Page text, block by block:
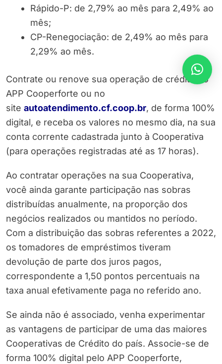
Rápido-P: de 2,79% ao mês para 2,49% ao
mês;
CP-Renegociação: de 2,49% ao mês para
2,29% ao mês.
Contrate ou renove sua operação de crédito no
APP Cooperforte ou no
site autoatendimento.cf.coop.br, de forma 100%
digital, e receba os valores no mesmo dia, na sua
conta corrente cadastrada junto à Cooperativa
(para operações registradas até as 17 horas).
Ao contratar operações na sua Cooperativa,
você ainda garante participação nas sobras
distribuídas anualmente, na proporção dos
negócios realizados ou mantidos no período.
Com a distribuição das sobras referentes a 2022,
os tomadores de empréstimos tiveram
devolução de parte dos juros pagos,
correspondente a 1,50 pontos percentuais na
taxa anual efetivamente paga no referido ano.
Se ainda não é associado, venha experimentar
as vantagens de participar de uma das maiores
Cooperativas de Crédito do país. Associe-se de
forma 100% digital pelo APP Cooperforte,